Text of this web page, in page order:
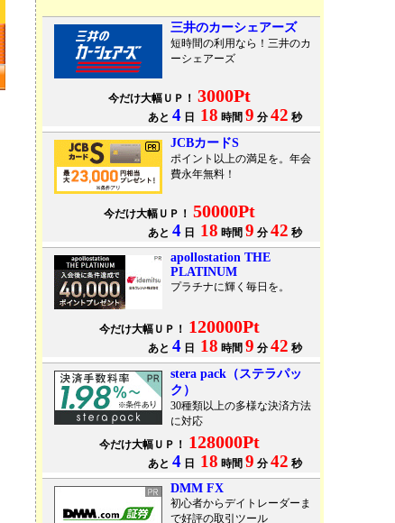
三井のカーシェアーズ
短時間の利用なら！三井のカ
ーシェアーズ
今だけ大幅ＵＰ！ 3000Pt
あと 4日 18 時間 9 分 42 秒
JCBカードS
ポイント以上の満足を。年会
費永年無料！
今だけ大幅ＵＰ！ 50000Pt
あと 4日 18 時間 9 分 42 秒
apollostation THE
PLATINUM
プラチナに輝く毎日を。
今だけ大幅ＵＰ！ 120000Pt
あと 4日 18 時間 9 分 42 秒
stera pack（ステラパッ
ク）
30種類以上の多様な決済方法
に対応
今だけ大幅ＵＰ！ 128000Pt
あと 4日 18 時間 9 分 42 秒
DMM FX
初心者からデイトレーダーま
で好評の取引ツール